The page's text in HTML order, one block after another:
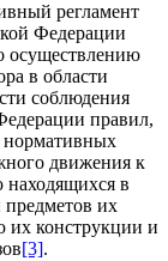
регламент
Федерации
осуществлению
в области
соблюдения
правил,
нормативных
движения к
находящихся в
предметов их
их конструкции и
[3].